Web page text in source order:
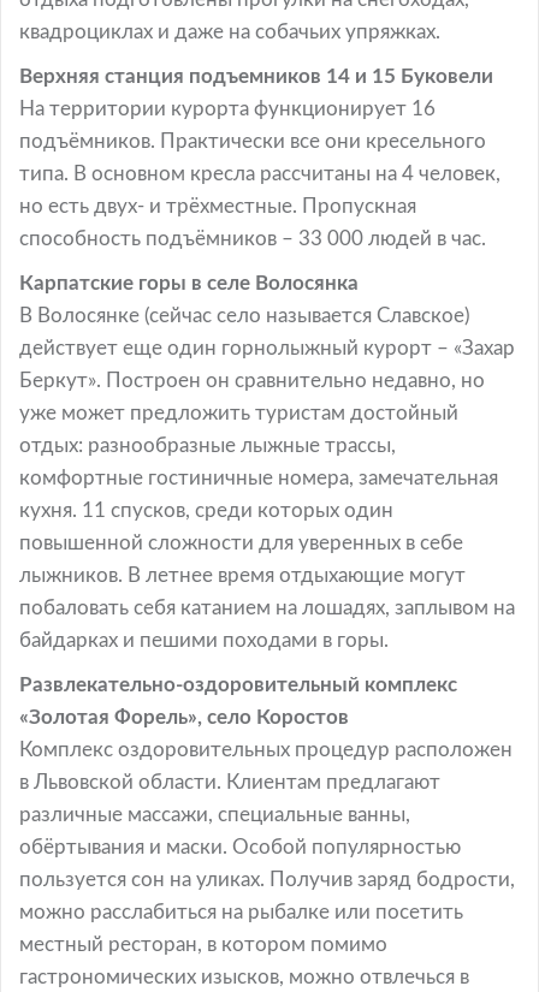
квадроциклах и даже на собачьих упряжках.
Верхняя станция подъемников 14 и 15 Буковели
На территории курорта функционирует 16
подъёмников. Практически все они кресельного
типа. В основном кресла рассчитаны на 4 человек,
но есть двух- и трёхместные. Пропускная
способность подъёмников – 33 000 людей в час.
Карпатские горы в селе Волосянка
В Волосянке (сейчас село называется Славское)
действует еще один горнолыжный курорт – «Захар
Беркут». Построен он сравнительно недавно, но
уже может предложить туристам достойный
отдых: разнообразные лыжные трассы,
комфортные гостиничные номера, замечательная
кухня. 11 спусков, среди которых один
повышенной сложности для уверенных в себе
лыжников. В летнее время отдыхающие могут
побаловать себя катанием на лошадях, заплывом на
байдарках и пешими походами в горы.
Развлекательно-оздоровительный комплекс
«Золотая Форель», село Коростов
Комплекс оздоровительных процедур расположен
в Львовской области. Клиентам предлагают
различные массажи, специальные ванны,
обёртывания и маски. Особой популярностью
пользуется сон на уликах. Получив заряд бодрости,
можно расслабиться на рыбалке или посетить
местный ресторан, в котором помимо
гастрономических изысков, можно отвлечься в